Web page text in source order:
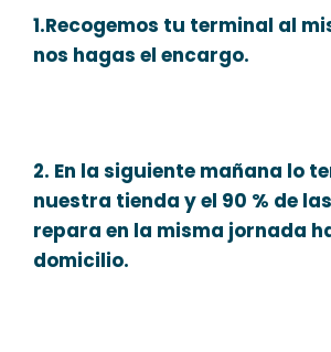
1.Recogemos tu terminal al
nos hagas el encargo.
2. En la siguiente mañana lo
nuestra tienda y el 90 % de
repara en la misma jornada
domicilio.